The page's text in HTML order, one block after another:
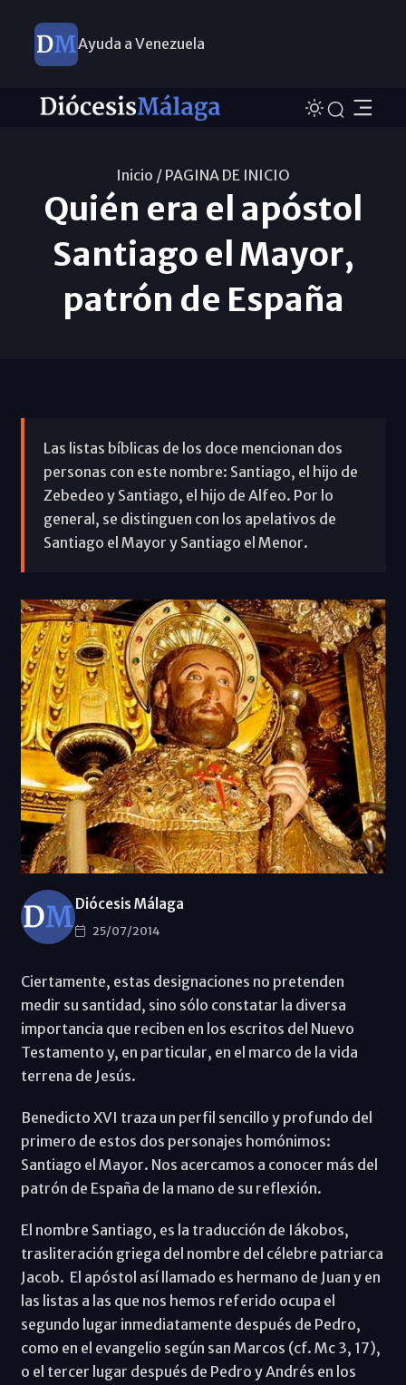
Ayuda a Venezuela
Inicio / PAGINA DE INICIO
Quién era el apóstol
Santiago el Mayor,
patrón de España
Las listas bíblicas de los doce mencionan dos
personas con este nombre: Santiago, el hijo de
Zebedeo y Santiago, el hijo de Alfeo. Por lo
general, se distinguen con los apelativos de
Santiago el Mayor y Santiago el Menor.
Diócesis Málaga
25/07/2014
Ciertamente, estas designaciones no pretenden
medir su santidad, sino sólo constatar la diversa
importancia que reciben en los escritos del Nuevo
Testamento y, en particular, en el marco de la vida
terrena de Jesús.
Benedicto XVI traza un perfil sencillo y profundo del
primero de estos dos personajes homónimos:
Santiago el Mayor. Nos acercamos a conocer más del
patrón de España de la mano de su reflexión.
El nombre Santiago, es la traducción de Iákobos,
trasliteración griega del nombre del célebre patriarca
Jacob. El apóstol así llamado es hermano de Juan y en
las listas a las que nos hemos referido ocupa el
segundo lugar inmediatamente después de Pedro,
como en el evangelio según san Marcos (cf. Mc 3, 17),
o el tercer lugar después de Pedro y Andrés en los